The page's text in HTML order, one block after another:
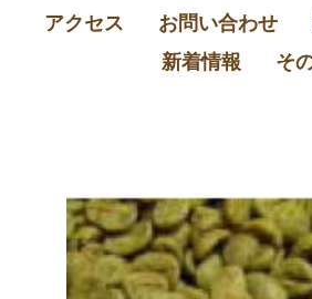
アクセス
お問い合わせ
新着情報
そ